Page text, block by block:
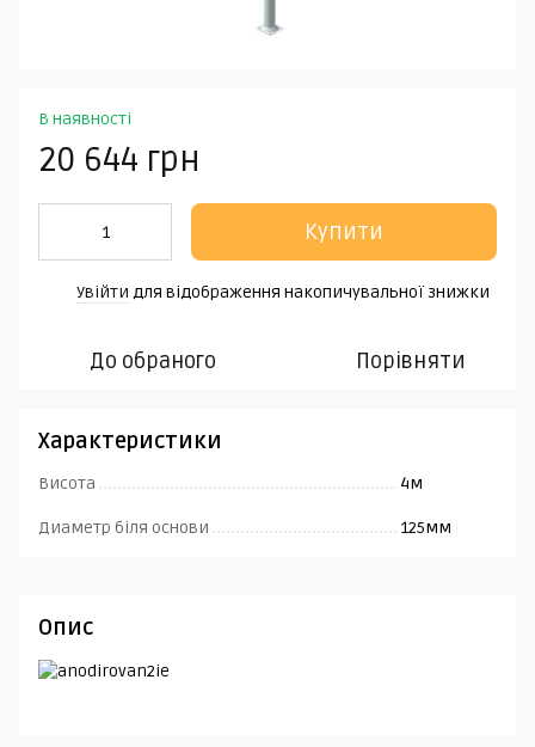
В наявності
20 644 грн
Купити
Увійти для відображення накопичувальної знижки
До обраного Порівняти
Характеристики
Висота 4м
Диаметр біля основи 125мм
Опис